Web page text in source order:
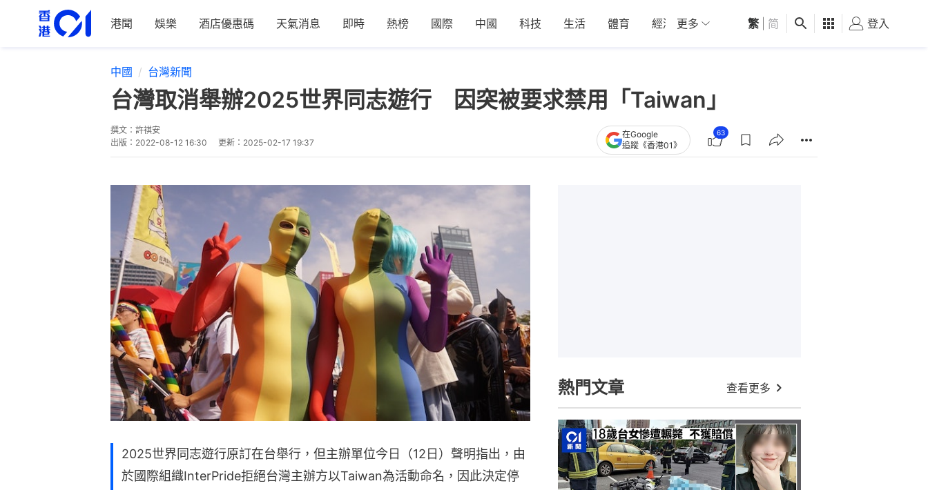
港聞 娛樂 酒店優惠碼 天氣消息 即時 熱榜 國際 中國 科技 生活 體育 經濟 01深圳 觀點 健康 好食玩飛
更多 繁 简 登入
中國 台灣新聞
台灣取消舉辦2025世界同志遊行 因突被要求禁用「Taiwan」
撰文： 許祺安
出版： 2022-08-12 16:30 更新： 2025-02-17 19:37
在Google
追蹤《香港01》
63
2025世界同志遊行原訂在台舉行，但主辦單位今日（12日）聲明指出，由
於國際組織InterPride拒絕台灣主辦方以Taiwan為活動命名，因此決定停
熱門文章 查看更多